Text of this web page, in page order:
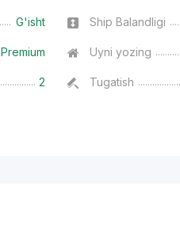
G'isht Ship Balandligi
Premium Uyni yozing
2 Tugatish